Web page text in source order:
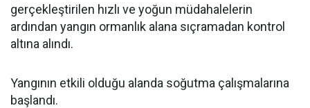
gerçekleştirilen hızlı ve yoğun müdahalelerin
ardından yangın ormanlık alana sıçramadan kontrol
altına alındı.
Yangının etkili olduğu alanda soğutma çalışmalarına
başlandı.